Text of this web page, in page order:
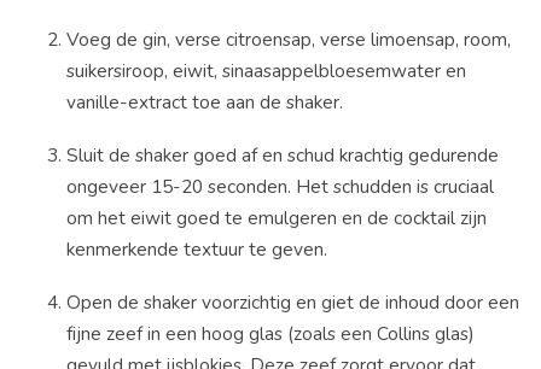
Voeg de gin, verse citroensap, verse limoensap, room,
suikersiroop, eiwit, sinaasappelbloesemwater en
vanille-extract toe aan de shaker.
Sluit de shaker goed af en schud krachtig gedurende
ongeveer 15-20 seconden. Het schudden is cruciaal
om het eiwit goed te emulgeren en de cocktail zijn
kenmerkende textuur te geven.
Open de shaker voorzichtig en giet de inhoud door een
fijne zeef in een hoog glas (zoals een Collins glas)